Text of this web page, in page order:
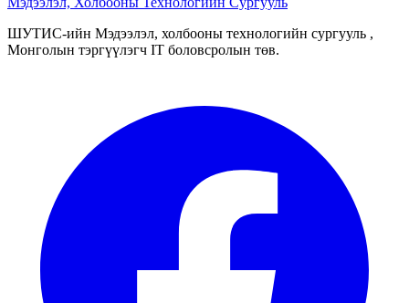
ШУТИС-ийн Мэдээлэл, холбооны технологийн сургууль ,
Монголын тэргүүлэгч IT боловсролын төв.